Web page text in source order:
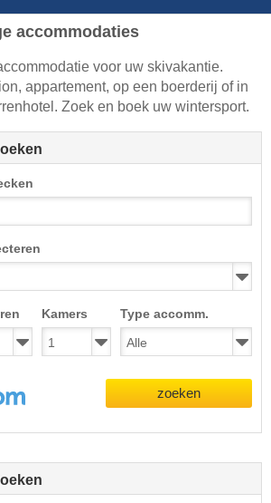
accommodaties
voor uw skivakantie.
appartement, op een boerderij of in
Zoek en boek uw wintersport.
Kamers Type accomm.
zoeken